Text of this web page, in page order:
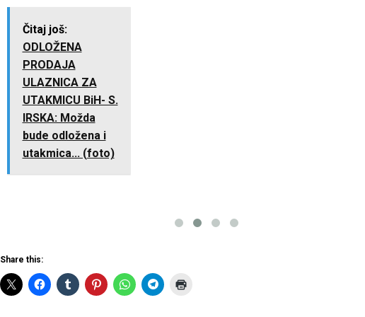
Čitaj još:
ODLOŽENA
PRODAJA
ULAZNICA ZA
UTAKMICU BiH- S.
IRSKA: Možda
bude odložena i
utakmica... (foto)
Share this: